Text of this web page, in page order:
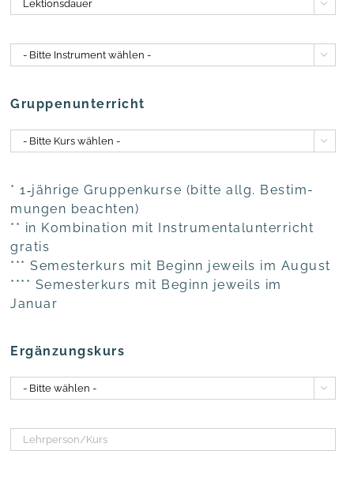


Grup­pen­un­ter­richt

* 1‑jährige Grup­pen­kur­se (bit­te allg. Bestim­
mun­gen beachten)
** in Kom­bi­na­ti­on mit Instru­men­tal­un­ter­richt
gratis
*** Semes­ter­kurs mit Beginn jeweils im August
**** Semes­ter­kurs mit Beginn jeweils im
Januar
Ergän­zungs­kurs
